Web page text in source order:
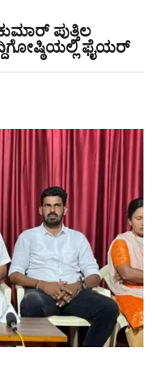
ಪುತ್ತಿಲ
ಫೈಯರ್